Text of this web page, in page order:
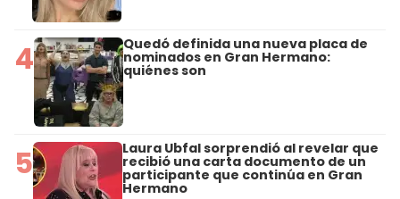
4 Quedó definida una nueva placa de
nominados en Gran Hermano:
quiénes son
5 Laura Ubfal sorprendió al revelar que
recibió una carta documento de un
participante que continúa en Gran
Hermano